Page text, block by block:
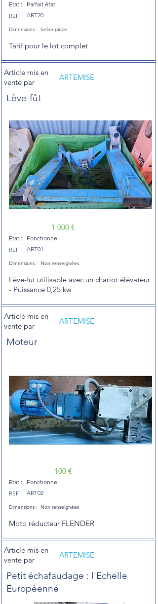
Etat : Parfait état
REF : ART20
Dimensions : Selon pièce
Tarif pour le lot complet
Article mis en
vente par
ARTEMISE
Lève-fût
1 000 €
Etat : Fonctionnel
REF : ART01
Dimensions : Non renseignées
Lève-fut utilisable avec un chariot élévateur
- Puissance 0,25 kw
Article mis en
vente par
ARTEMISE
Moteur
100 €
Etat : Fonctionnel
REF : ART02
Dimensions : Non renseignées
Moto réducteur FLENDER
Article mis en
vente par
ARTEMISE
Petit échafaudage : l'Echelle
Européenne